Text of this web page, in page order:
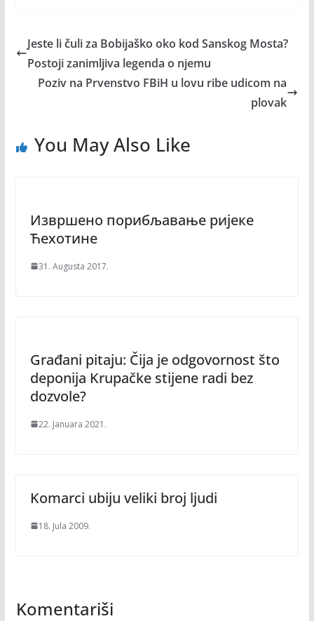
Jeste li čuli za Bobijaško oko kod Sanskog Mosta?
Postoji zanimljiva legenda o njemu
Poziv na Prvenstvo FBiH u lovu ribe udicom na
plovak
You May Also Like
Извршено порибљавање ријекe
Ћехотине
31. Augusta 2017.
Građani pitaju: Čija je odgovornost što
deponija Krupačke stijene radi bez
dozvole?
22. Januara 2021.
Komarci ubiju veliki broj ljudi
18. Jula 2009.
Komentariši